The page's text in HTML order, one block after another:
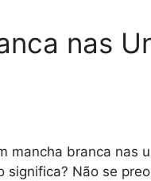
nas
mancha branca nas
significa? Não se